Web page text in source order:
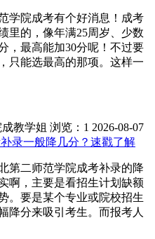
院成考有个好消息！成考
里的，像年满25周岁、少数
，最高能加30分呢！不过要
只能选最高的那项。这样一
教学姐 浏览：1 2026-08-07
录一般降几分？速戳了解
二师范学院成考补录的降
啊，主要是看招生计划缺额
。要是某个专业或院校招生
降分来吸引考生。而报考人